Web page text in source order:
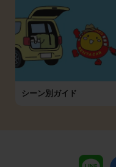
シーン別ガイド